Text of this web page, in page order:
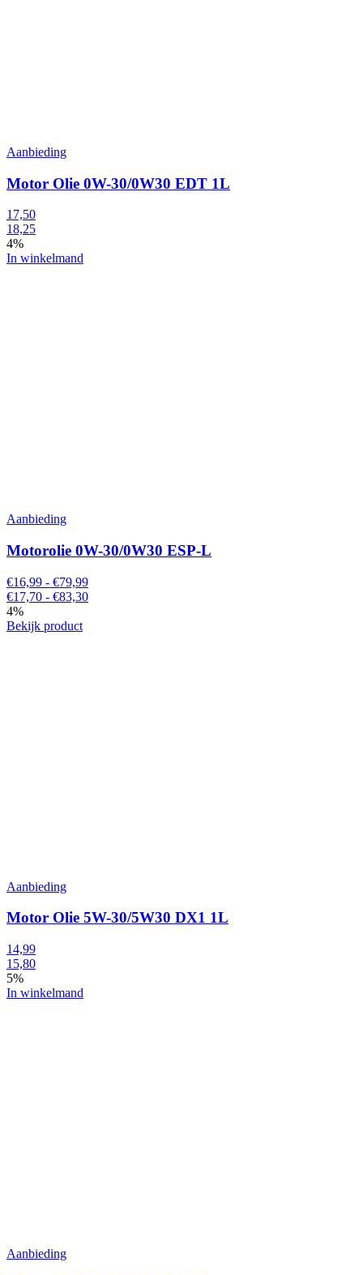
Aanbieding
Motor Olie 0W-30/0W30 EDT 1L
17,50
18,25
4%
In winkelmand
Aanbieding
Motorolie 0W-30/0W30 ESP-L
€16,99 - €79,99
€17,70 - €83,30
4%
Bekijk product
Aanbieding
Motor Olie 5W-30/5W30 DX1 1L
14,99
15,80
5%
In winkelmand
Aanbieding